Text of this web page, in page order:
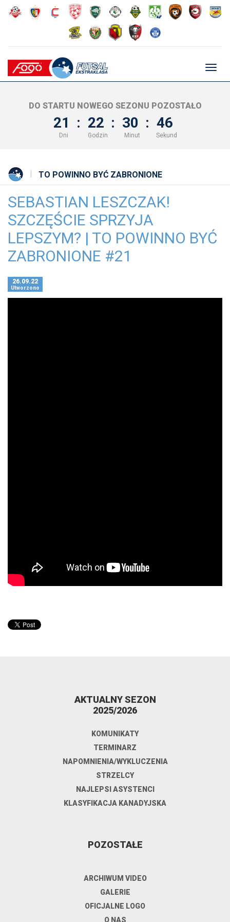
DO STARTU NOWEGO SEZONU POZOSTAŁO
21 : 22 : 30 : 46
Dni Godzin Minut Sekund
TO POWINNO BYĆ ZABRONIONE
SEBASTIAN LESZCZAK!
SZCZĘŚCIE SPRZYJA
LEPSZYM? | TO POWINNO BYĆ
ZABRONIONE #21
26.09.22
Utworzono
AKTUALNY SEZON
2025/2026
KOMUNIKATY
TERMINARZ
NAPOMNIENIA/WYKLUCZENIA
STRZELCY
NAJLEPSI ASYSTENCI
KLASYFIKACJA KANADYJSKA
POZOSTAŁE
ARCHIWUM VIDEO
GALERIE
OFICJALNE LOGO
O NAS